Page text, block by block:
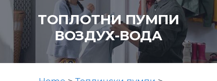
ТОПЛОТНИ ПУМПИ
ВОЗДУХ-ВОДА